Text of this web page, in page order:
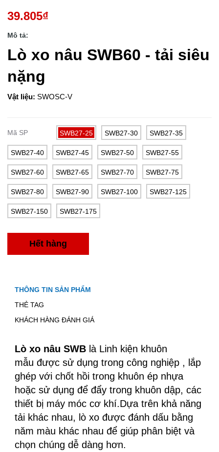
39.805₫
Mô tả:
Lò xo nâu SWB60 - tải siêu
nặng
Vật liệu: SWOSC-V
Mã SP SWB27-25 SWB27-30 SWB27-35
SWB27-40 SWB27-45 SWB27-50 SWB27-55
SWB27-60 SWB27-65 SWB27-70 SWB27-75
SWB27-80 SWB27-90 SWB27-100 SWB27-125
SWB27-150 SWB27-175
Hết hàng
THÔNG TIN SẢN PHẨM
THẺ TAG
KHÁCH HÀNG ĐÁNH GIÁ
Lò xo nâu SWB là Linh kiện khuôn
mẫu được sử dụng trong công nghiệp , lắp
ghép với chốt hồi trong khuôn ép nhựa
hoặc sử dụng để đẩy trong khuôn dập, các
thiết bị máy móc cơ khí.Dựa trên khả năng
tải khác nhau, lò xo được đánh dấu bằng
năm màu khác nhau để giúp phân biệt và
chọn chúng dễ dàng hơn.